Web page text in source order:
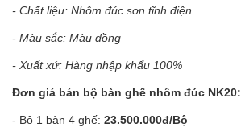
- Chất liệu: Nhôm đúc sơn tĩnh điện
- Màu sắc: Màu đồng
- Xuất xứ: Hàng nhập khẩu 100%
Đơn giá bán bộ bàn ghế nhôm đúc NK20:
- Bộ 1 bàn 4 ghế: 23.500.000đ/Bộ